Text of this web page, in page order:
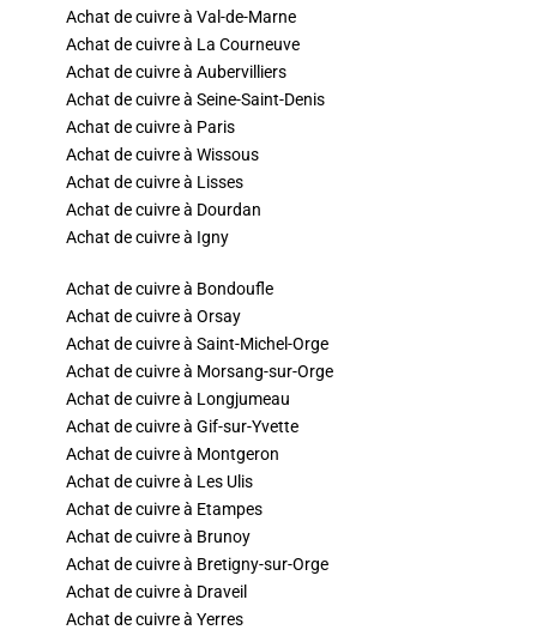
Achat de cuivre à Val-de-Marne
Achat de cuivre à La Courneuve
Achat de cuivre à Aubervilliers
Achat de cuivre à Seine-Saint-Denis
Achat de cuivre à Paris
Achat de cuivre à Wissous
Achat de cuivre à Lisses
Achat de cuivre à Dourdan
Achat de cuivre à Igny
Achat de cuivre à Bondoufle
Achat de cuivre à Orsay
Achat de cuivre à Saint-Michel-Orge
Achat de cuivre à Morsang-sur-Orge
Achat de cuivre à Longjumeau
Achat de cuivre à Gif-sur-Yvette
Achat de cuivre à Montgeron
Achat de cuivre à Les Ulis
Achat de cuivre à Etampes
Achat de cuivre à Brunoy
Achat de cuivre à Bretigny-sur-Orge
Achat de cuivre à Draveil
Achat de cuivre à Yerres